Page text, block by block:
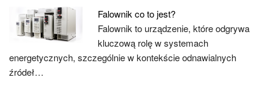
Falownik co to jest?
Falownik to urządzenie, które odgrywa
kluczową rolę w systemach
energetycznych, szczególnie w kontekście odnawialnych
źródeł…